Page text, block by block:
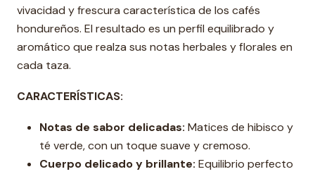
vivacidad y frescura característica de los cafés
hondureños. El resultado es un perfil equilibrado y
aromático que realza sus notas herbales y florales en
cada taza.
CARACTERÍSTICAS:
Notas de sabor delicadas: Matices de hibisco y
té verde, con un toque suave y cremoso.
Cuerpo delicado y brillante: Equilibrio perfecto